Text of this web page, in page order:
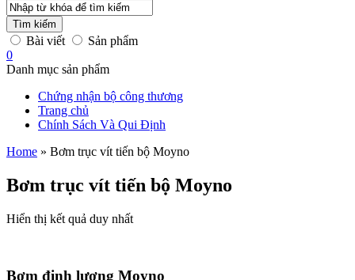
Tìm kiếm
Bài viết
Sản phẩm
0
Danh mục sản phẩm
Chứng nhận bộ công thương
Trang chủ
Chính Sách Và Qui Định
Home » Bơm trục vít tiến bộ Moyno
Bơm trục vít tiến bộ Moyno
Hiển thị kết quả duy nhất
Bơm định lượng Moyno